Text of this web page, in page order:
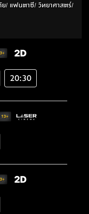
แอ็คชัน/ ผจญภัย/ แฟนตาซี/ วิทยาศาสตร์/
20:30